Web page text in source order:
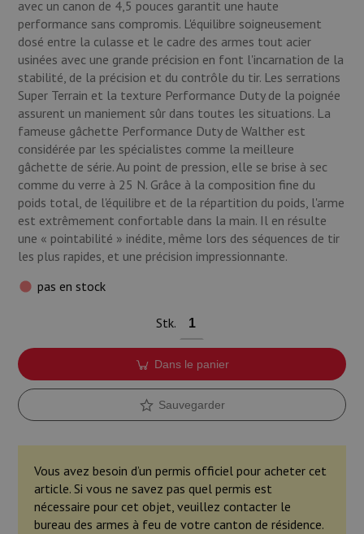
avec un canon de 4,5 pouces garantit une haute
performance sans compromis. L'équilibre soigneusement
dosé entre la culasse et le cadre des armes tout acier
usinées avec une grande précision en font l'incarnation de la
stabilité, de la précision et du contrôle du tir. Les serrations
Super Terrain et la texture Performance Duty de la poignée
assurent un maniement sûr dans toutes les situations. La
fameuse gâchette Performance Duty de Walther est
considérée par les spécialistes comme la meilleure
gâchette de série. Au point de pression, elle se brise à sec
comme du verre à 25 N. Grâce à la composition fine du
poids total, de l'équilibre et de la répartition du poids, l'arme
est extrêmement confortable dans la main. Il en résulte
une « pointabilité » inédite, même lors des séquences de tir
les plus rapides, et une précision impressionnante.
pas en stock
Stk.
Dans le panier
Sauvegarder
Vous avez besoin d’un permis officiel pour acheter cet
article. Si vous ne savez pas quel permis est
nécessaire pour cet objet, veuillez contacter le
bureau des armes à feu de votre canton de résidence.